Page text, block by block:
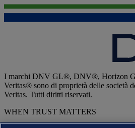
I marchi DNV GL®, DNV®, Horizon
Veritas® sono di proprietà delle società
Veritas. Tutti diritti riservati.
WHEN TRUST MATTERS